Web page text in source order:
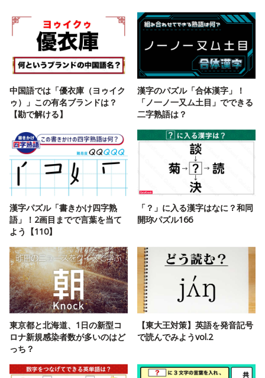
中国語では「優衣庫（ヨゥイク
ゥ）」この有名ブランドは？
【勘で解ける】
漢字のパズル「合体漢字」！
「ノ一ノ一又ム土目」でできる
二字熟語は？
漢字パズル「書きかけ四字熟
語」！2画目までで言葉を当て
よう【110】
「？」に入る漢字はなに？和同
開珎パズル166
東京都と北海道、1日の新型コ
ロナ新規感染者数が多いのはど
っち？
【東大王対策】英語を発音記号
で読んでみようvol.2